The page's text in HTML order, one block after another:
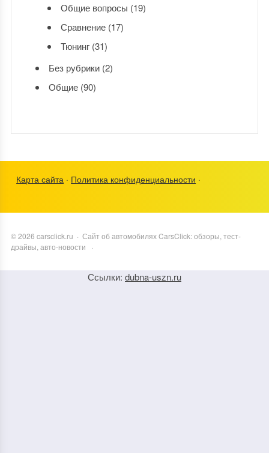
Общие вопросы (19)
Сравнение(17)
Тюнинг(31)
Без рубрики(2)
Общие(90)
Карта сайта · Политика конфиденциальности ·
©2026 carsclick.ru · Сайт об автомобилях CarsClick: обзоры, тест-
драйвы, авто-новости
·
Ссылки: dubna-uszn.ru